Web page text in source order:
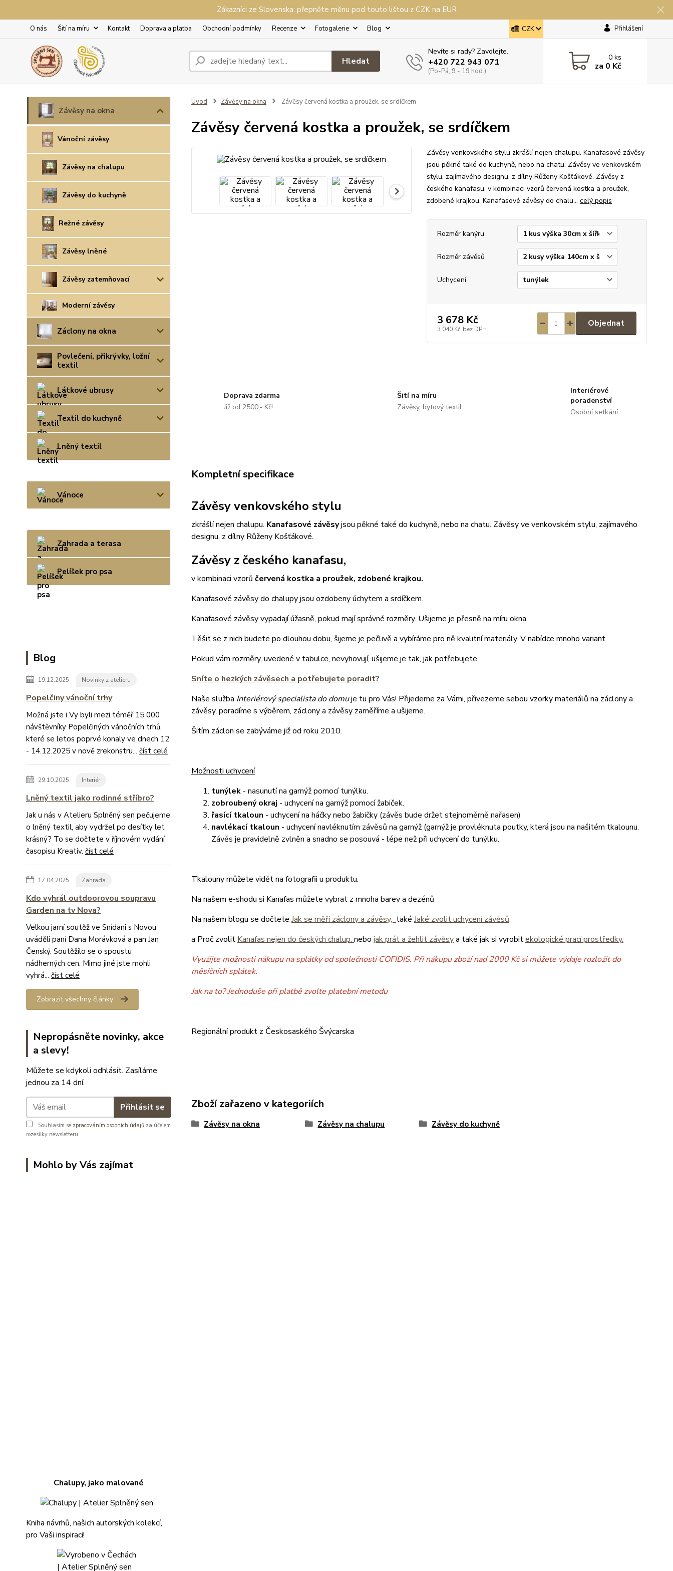
Zákazníci ze Slovenska: přepněte měnu pod touto lištou z CZK na EUR
O nás Šití na míru Kontakt Doprava a platba Obchodní podmínky Recenze Fotogalerie Blog CZK Přihlášení
Hledat
Nevíte si rady? Zavolejte.
+420 722 943 071
(Po-Pá, 9 - 19 hod.)
0ks
za 0 Kč
Závěsy na okna
Vánoční závěsy
Závěsy na chalupu
Závěsy do kuchyně
Režné závěsy
Závěsy lněné
Závěsy zatemňovací
Moderní závěsy
Záclony na okna
Povlečení, přikrývky, ložní
textil
Látkové ubrusy
Textil do kuchyně
Lněný textil
Vánoce
Zahrada a terasa
Pelíšek pro psa
Blog
19.12.2025 Novinky z atelieru
Popelčiny vánoční trhy
Možná jste i Vy byli mezi téměř 15 000
návštěvníky Popelčiných vánočních trhů,
které se letos poprvé konaly ve dnech 12
- 14.12.2025 v nově zrekonstru... číst celé
29.10.2025 Interiér
Lněný textil jako rodinné stříbro?
Jak u nás v Atelieru Splněný sen pečujeme
o lněný textil, aby vydržel po desítky let
krásný? To se dočtete v říjnovém vydání
časopisu Kreativ. číst celé
17.04.2025 Zahrada
Kdo vyhrál outdoorovou soupravu
Garden na tv Nova?
Velkou jarní soutěž ve Snídani s Novou
uváděli paní Dana Morávková a pan Jan
Čenský. Soutěžilo se o spoustu
nádherných cen. Mimo jiné jste mohli
vyhrá... číst celé
Zobrazit všechny články
Nepropásněte novinky, akce
a slevy!
Můžete se kdykoli odhlásit. Zasíláme
jednou za 14 dní.
Přihlásit se
Souhlasím se zpracováním osobních údajů za účelem
rozesílky newsletteru.
Mohlo by Vás zajímat
Chalupy, jako malované
Kniha návrhů, našich autorských kolekcí,
pro Vaši inspiraci!
Úvod Závěsy na okna Závěsy červená kostka a proužek, se srdíčkem
Závěsy červená kostka a proužek, se srdíčkem
Závěsy venkovského stylu zkrášlí nejen chalupu. Kanafasové závěsy
jsou pěkné také do kuchyně, nebo na chatu. Závěsy ve venkovském
stylu, zajímavého designu, z dílny Růženy Košťákové. Závěsy z
českého kanafasu, v kombinaci vzorů červená kostka a proužek,
zdobené krajkou. Kanafasové závěsy do chalu... celý popis
Rozměr kanýru
Rozměr závěsů
Uchycení
3 678 Kč
3 040 Kč bez DPH
Objednat
Doprava zdarma
Již od 2500,- Kč!
Šití na míru
Závěsy, bytový textil
Interiérové
poradenství
Osobní setkání
Kompletní specifikace
Závěsy venkovského stylu
zkrášlí nejen chalupu. Kanafasové závěsyjsou pěkné také do kuchyně, nebo na chatu. Závěsy ve venkovském stylu, zajímavého
designu, z dílny Růženy Košťákové.
Závěsy z českého kanafasu,
v kombinaci vzorů červená kostka a proužek, zdobené krajkou.
Kanafasové závěsy do chalupy jsou ozdobeny úchytem a srdíčkem.
Kanafasové závěsy vypadají úžasně, pokud mají správné rozměry. Ušijeme je přesně na míru okna.
Těšit se z nich budete po dlouhou dobu, šijeme je pečlivě a vybíráme pro ně kvalitní materiály. V nabídce mnoho variant.
Pokud vám rozměry, uvedené v tabulce, nevyhovují, ušijeme je tak, jak potřebujete.
Sníte o hezkých závěsech a potřebujete poradit?
Naše služba Interiérový specialista do domuje tu pro Vás! Přijedeme za Vámi, přivezeme sebou vzorky materiálů na záclony a
závěsy, poradíme s výběrem, záclony a závěsy zaměříme a ušijeme.
Šitím záclon se zabýváme již od roku 2010.
Možnosti uchycení
tunýlek - nasunutí na garnýž pomocí tunýlku.
zobroubený okraj - uchycení na garnýž pomocí žabiček.
řasící tkaloun - uchycení na háčky nebo žabičky (závěs bude držet stejnoměrně nařasen)
navlékací tkaloun - uchycení navléknutím závěsů na garnýž (garnýž je provléknuta poutky, která jsou na našitém tkalounu.
Závěs je pravidelně zvlněn a snadno se posouvá - lépe než při uchycení do tunýlku.
Tkalouny můžete vidět na fotografii u produktu.
Na našem e-shodu si Kanafas můžete vybrat z mnoha barev a dezénů
Na našem blogu se dočtete Jak se měří záclony a závěsy, také Jaké zvolit uchycení závěsů
a Proč zvolit Kanafas nejen do českých chalup. nebo jak prát a žehlit závěsya také jak si vyrobitekologické prací prostředky.
Využijte možnosti nákupu na splátky od společnosti COFIDIS. Při nákupu zboží nad 2000 Kč si můžete výdaje rozložit do
měsíčních splátek.
Jak na to? Jednoduše při platbě zvolte platební metodu
Regionální produkt z Českosaského Švýcarska
Zboží zařazeno v kategoriích
Závěsy na okna Závěsy na chalupu Závěsy do kuchyně